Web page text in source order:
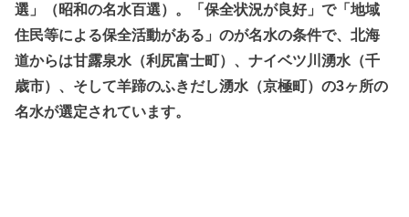
選」（昭和の名水百選）。「保全状況が良好」で「地域
住民等による保全活動がある」のが名水の条件で、北海
道からは甘露泉水（利尻富士町）、ナイベツ川湧水（千
歳市）、そして羊蹄のふきだし湧水（京極町）の3ヶ所の
名水が選定されています。